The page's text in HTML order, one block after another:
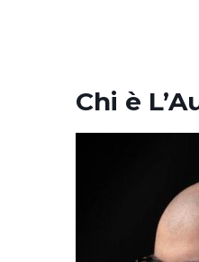
Chi è